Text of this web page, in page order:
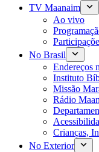
TV Maanaim
Ao vivo
No Brasil
Endereços
Instituto
Missão
Rádio
Crianças,
No Exterior